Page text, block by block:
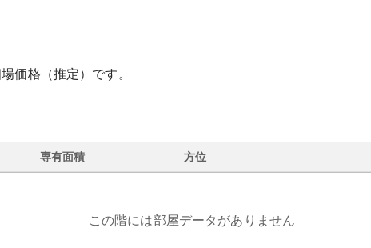
価格（推定）です。
専有面積 方位
この階には部屋データがありません